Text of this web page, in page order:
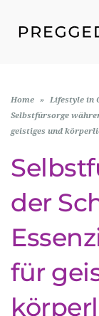
Home » Lifestyle in
Selbstfürsorge
geistiges und
der
für